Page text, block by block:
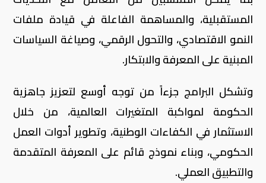
المستقبلية، والمساهمة الفاعلة في قيادة ملفات
النمو الاقتصادي، والتحول الرقمي، وصياغة السياسات
المبنية على المعرفة والابتكار.
وتشكل البرامج جزءاً من توجه أوسع لتعزيز جاهزية
الحكومة لمواكبة المتغيرات العالمية، من خلال
الاستثمار في الكفاءات الوطنية، وتطوير أدوات العمل
الحكومي، وبناء نموذج قائم على المعرفة المتقدمة
والتطبيق العملي.